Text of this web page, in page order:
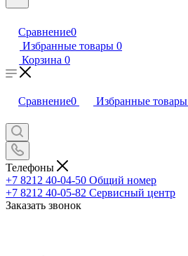
Сравнение0
Избранные товары 0
Корзина 0
Сравнение0 Избранные товары
Телефоны
+7 8212 40-04-50 Общий номер
+7 8212 40-05-82 Сервисный центр
Заказать звонок